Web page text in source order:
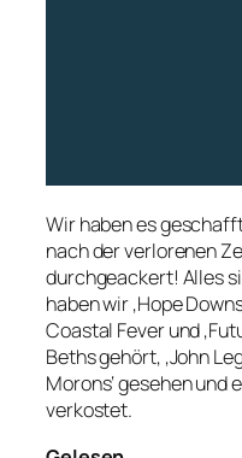
Wir haben es
nach der verlorenen
durchgeackert! Alles
haben wir ‚Hope
Coastal Fever und
Beths gehört, ‚John
Morons‘ gesehen und
verkostet.